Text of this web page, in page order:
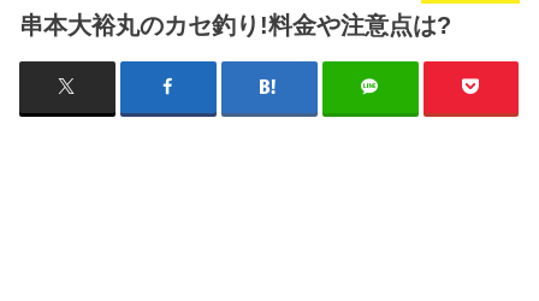
串本大裕丸のカセ釣り!料金や注意点は?